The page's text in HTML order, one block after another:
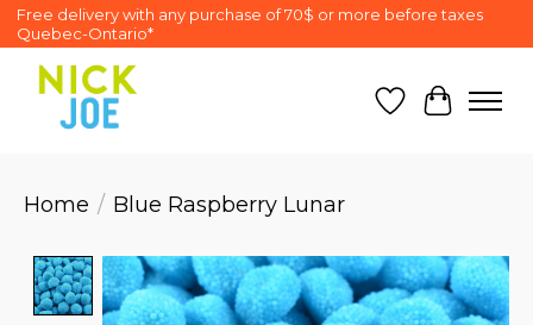
Free delivery with any purchase of 70$ or more before taxes
Quebec-Ontario*
Wish List
Cart
Home / Blue Raspberry Lunar
Product image slideshow Items